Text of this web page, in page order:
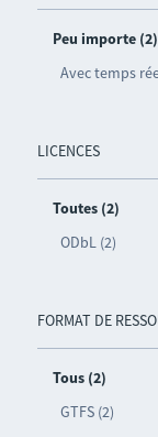
Peu importe (2)
Avec temps
LICENCES
Toutes (2)
ODbL (2)
FORMAT DE
Tous (2)
GTFS (2)